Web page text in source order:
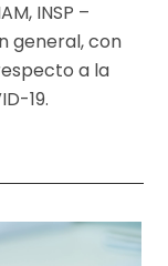
INSP –
general, con
a la
19.